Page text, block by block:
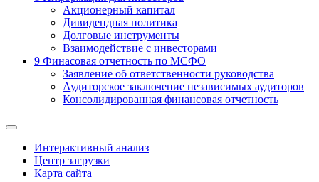
Акционерный капитал
Дивидендная политика
Долговые инструменты
Взаимодействие с инвеcторами
9 Финасовая отчетность по МСФО
Заявление об ответственности руководства
Аудиторское заключение независимых аудиторов
Консолидированная финансовая отчетность
Интерактивный анализ
Центр загрузки
Карта сайта